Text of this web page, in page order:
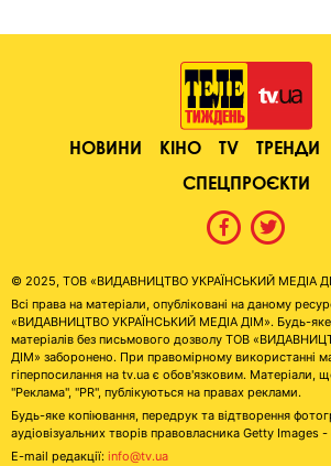
НОВИНИ КІНО TV ТРЕНДИ
СПЕЦПРОЄКТИ
© 2025, ТОВ «ВИДАВНИЦТВО УКРАЇНСЬКИЙ МЕДІА
Всі права на матеріали, опубліковані на даному
«ВИДАВНИЦТВО УКРАЇНСЬКИЙ МЕДІА ДІМ». Будь-яке
матеріалів без письмового дозволу ТОВ
ДІМ» заборонено. При правомірному використанні
гіперпосилання на tv.ua є обов'язковим. Матеріали,
"Реклама", "PR", публікуються на правах реклами.
Будь-яке копіювання, передрук та відтворення
аудіовізуальних творів правовласника Getty Images
E-mail редакції: info@tv.ua